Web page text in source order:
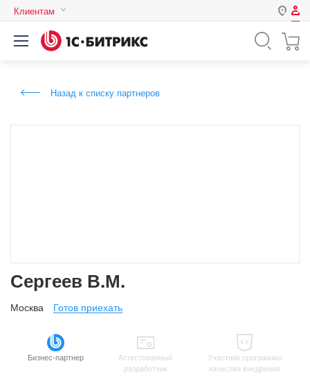
Клиентам
Авторизация
Назад к списку партнеров
Сергеев В.М.
Москва Готов приехать
Бизнес-партнер
Аттестованный
разработчик
Участник программы
качества внедрения